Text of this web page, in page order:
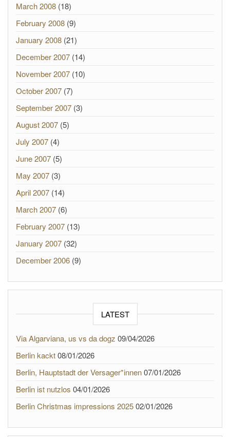
March 2008 (18)
February 2008 (9)
January 2008 (21)
December 2007 (14)
November 2007 (10)
October 2007 (7)
September 2007 (3)
August 2007 (5)
July 2007 (4)
June 2007 (5)
May 2007 (3)
April 2007 (14)
March 2007 (6)
February 2007 (13)
January 2007 (32)
December 2006 (9)
LATEST
Via Algarviana, us vs da dogz 09/04/2026
Berlin kackt08/01/2026
Berlin, Hauptstadt der Versager*innen07/01/2026
Berlin ist nutzlos 04/01/2026
Berlin Christmas impressions 202502/01/2026